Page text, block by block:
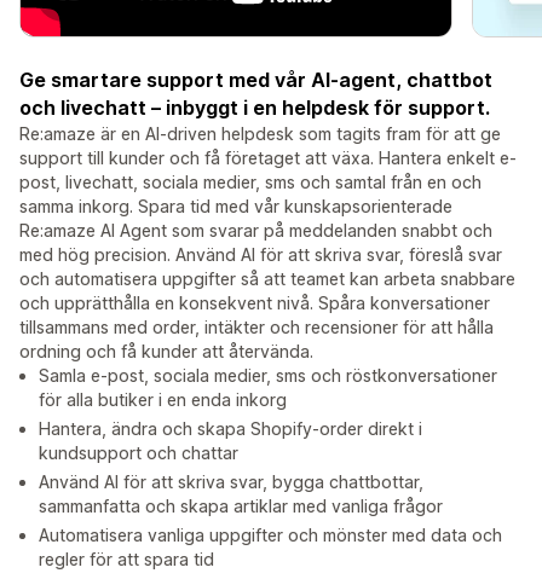
Ge smartare support med vår AI-agent, chattbot
och livechatt – inbyggt i en helpdesk för support.
Re:amaze är en AI-driven helpdesk som tagits fram för att ge
support till kunder och få företaget att växa. Hantera enkelt e-
post, livechatt, sociala medier, sms och samtal från en och
samma inkorg. Spara tid med vår kunskapsorienterade
Re:amaze AI Agent som svarar på meddelanden snabbt och
med hög precision. Använd AI för att skriva svar, föreslå svar
och automatisera uppgifter så att teamet kan arbeta snabbare
och upprätthålla en konsekvent nivå. Spåra konversationer
tillsammans med order, intäkter och recensioner för att hålla
ordning och få kunder att återvända.
Samla e-post, sociala medier, sms och röstkonversationer
för alla butiker i en enda inkorg
Hantera, ändra och skapa Shopify-order direkt i
kundsupport och chattar
Använd AI för att skriva svar, bygga chattbottar,
sammanfatta och skapa artiklar med vanliga frågor
Automatisera vanliga uppgifter och mönster med data och
regler för att spara tid